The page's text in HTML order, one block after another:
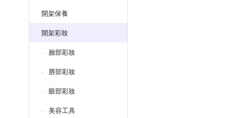
開架保養
開架彩妝
臉部彩妝
唇部彩妝
眼部彩妝
美容工具